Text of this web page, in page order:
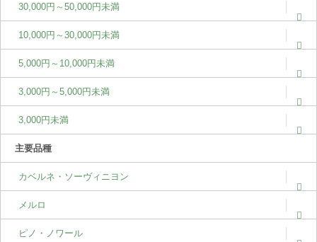
30,000円～50,000円未満
10,000円～30,000円未満
5,000円～10,000円未満
3,000円～5,000円未満
3,000円未満
主要品種
カベルネ・ソーヴィニヨン
メルロ
ピノ・ノワール